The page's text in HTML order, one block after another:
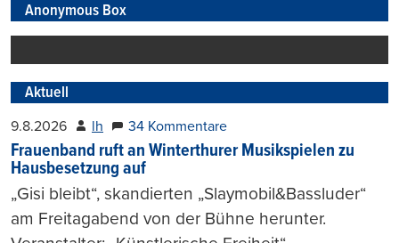
Anonymous Box
Aktuell
9.8.2026 lh 34 Kommentare
Frauenband ruft an Winterthurer Musikspielen zu
Hausbesetzung auf
„Gisi bleibt“, skandierten „Slaymobil&Bassluder“
am Freitagabend von der Bühne herunter.